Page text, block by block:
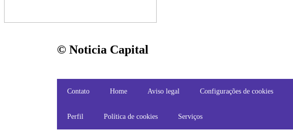
© Noticia Capital
Contato Home Aviso legal Configurações de cookies
Perfil Política de cookies Serviços